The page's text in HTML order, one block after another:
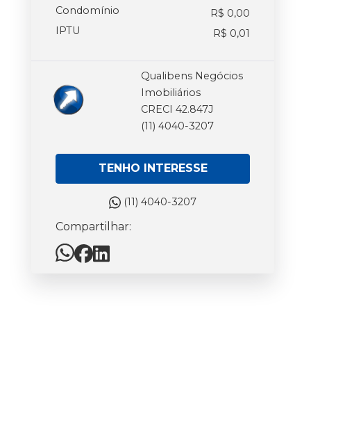
Condomínio
R$ 0,00
IPTU
R$ 0,01
Qualibens Negócios
Imobiliários
CRECI 42.847J
(11) 4040-3207
TENHO INTERESSE
(11) 4040-3207
Compartilhar: